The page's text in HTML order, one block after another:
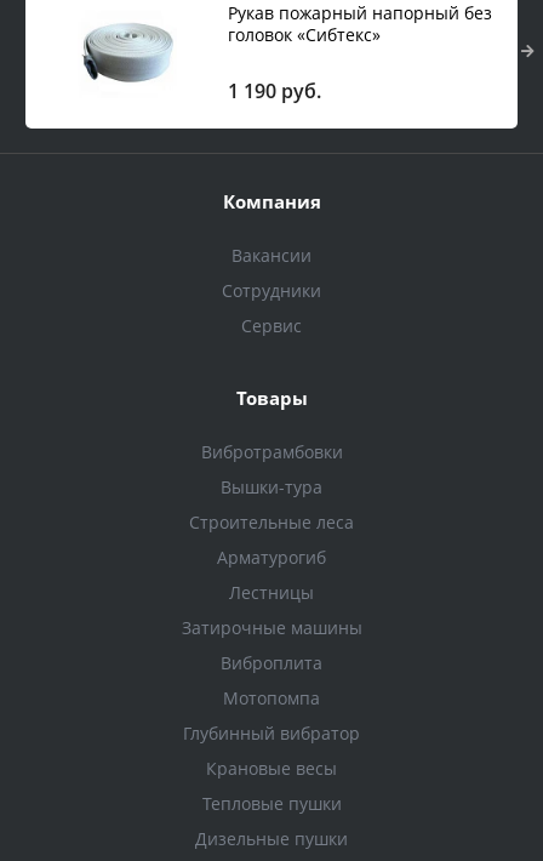
Рукав пожарный напорный без
головок «Сибтекс»
1 190 руб.
Компания
Вакансии
Сотрудники
Сервис
Товары
Вибротрамбовки
Вышки-тура
Строительные леса
Арматурогиб
Лестницы
Затирочные машины
Виброплита
Мотопомпа
Глубинный вибратор
Крановые весы
Тепловые пушки
Дизельные пушки